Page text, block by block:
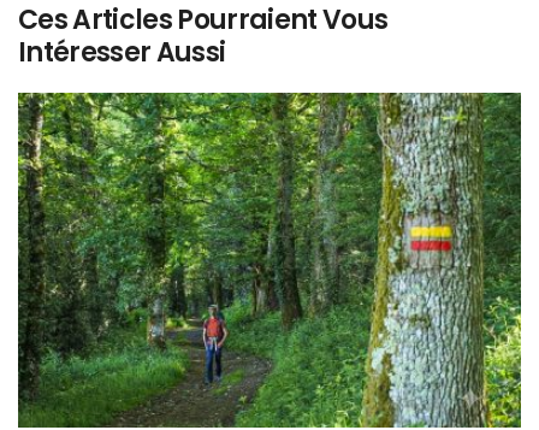
Ces Articles Pourraient Vous
Intéresser Aussi